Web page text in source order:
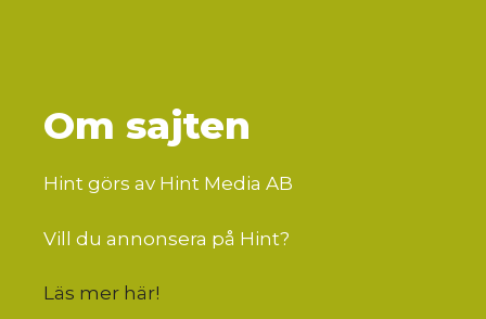
Om sajten
Hint görs av Hint Media AB
Vill du annonsera på Hint?
Läs mer här!